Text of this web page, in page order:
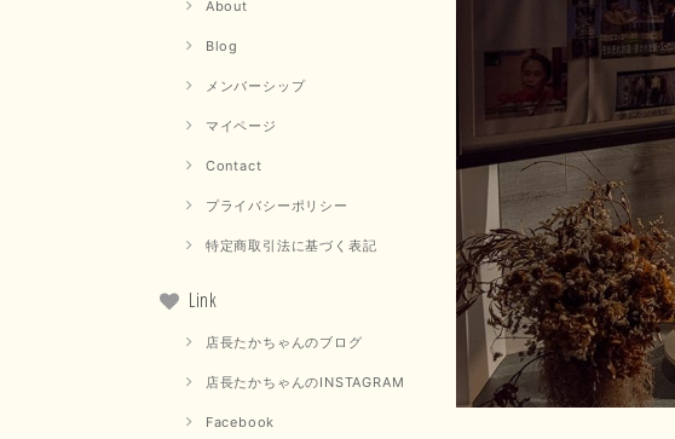
About
Blog
メンバーシップ
マイページ
Contact
プライバシーポリシー
特定商取引法に基づく表記
Link
店長たかちゃんのブログ
店長たかちゃんのINSTAGRAM
Facebook